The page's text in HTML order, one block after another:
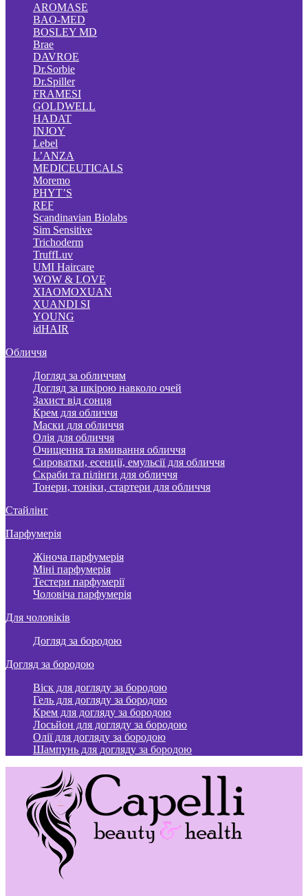
AROMASE
BAO-MED
BOSLEY MD
Brae
DAVROE
Dr.Sorbie
Dr.Spiller
FRAMESI
GOLDWELL
HADAT
INJOY
Lebel
L’ANZA
MEDICEUTICALS
Moremo
PHYT’S
REF
Scandinavian Biolabs
Sim Sensitive
Trichoderm
TruffLuv
UMI Haircare
WOW & LOVE
XIAOMOXUAN
XUANDI SI
YOUNG
idHAIR
Обличчя
Догляд за обличчям
Догляд за шкірою навколо очей
Захист від сонця
Крем для обличчя
Маски для обличчя
Олія для обличчя
Очищення та вмивання обличчя
Сироватки, есенції, емульсії для обличчя
Скраби та пілінги для обличчя
Тонери, тоніки, стартери для обличчя
Стайлінг
Парфумерія
Жіноча парфумерія
Міні парфумерія
Тестери парфумерії
Чоловіча парфумерія
Для чоловіків
Догляд за бородою
Догляд за бородою
Віск для догляду за бородою
Гель для догляду за бородою
Крем для догляду за бородою
Лосьйон для догляду за бородою
Олії для догляду за бородою
Шампунь для догляду за бородою